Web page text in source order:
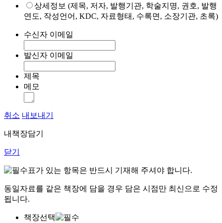
상세정보 (제목, 저자, 발행기관, 학술지명, 권호, 발행
연도, 작성언어, KDC, 자료형태, 수록면, 소장기관, 초록)
수신자 이메일
발신자 이메일
제목
메모
취소 내보내기
내책장담기
닫기
표가 있는 항목은 반드시 기재해 주셔야 합니다.
동일자료를 같은 책장에 담을 경우 담은 시점만 최신으로 수정
됩니다.
책장선택